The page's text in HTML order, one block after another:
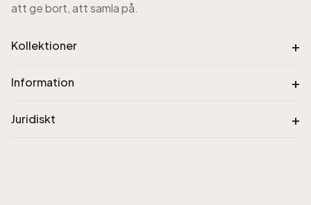
att ge bort, att samla på.
Kollektioner +
Information +
Juridiskt +